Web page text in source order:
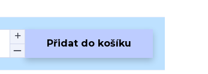
Přidat do košíku